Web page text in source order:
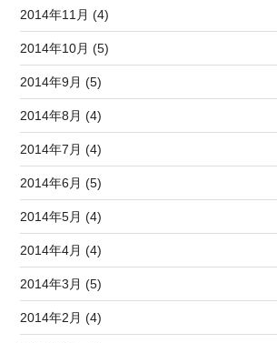
2014年11月 (4)
2014年10月 (5)
2014年9月 (5)
2014年8月 (4)
2014年7月 (4)
2014年6月 (5)
2014年5月 (4)
2014年4月 (4)
2014年3月 (5)
2014年2月 (4)